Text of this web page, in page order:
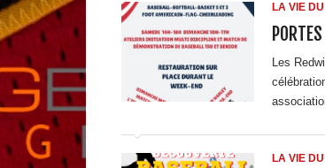
LA VIE
Les
LA VIE